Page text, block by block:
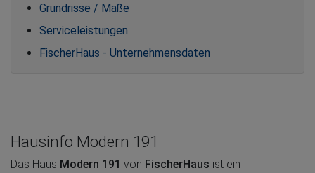
Grundrisse / Maße
Serviceleistungen
FischerHaus - Unternehmensdaten
Hausinfo Modern 191
Das Haus Modern 191 von FischerHaus ist ein